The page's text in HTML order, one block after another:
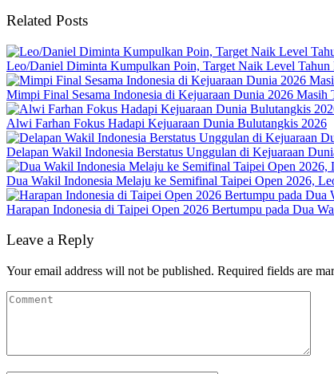
Related Posts
Leo/Daniel Diminta Kumpulkan Poin, Target Naik Level Tahun
Mimpi Final Sesama Indonesia di Kejuaraan Dunia 2026 Masih
Alwi Farhan Fokus Hadapi Kejuaraan Dunia Bulutangkis 2026
Delapan Wakil Indonesia Berstatus Unggulan di Kejuaraan
Dua Wakil Indonesia Melaju ke Semifinal Taipei Open 2026,
Harapan Indonesia di Taipei Open 2026 Bertumpu pada Dua
Leave a Reply
Your email address will not be published. Required fields are